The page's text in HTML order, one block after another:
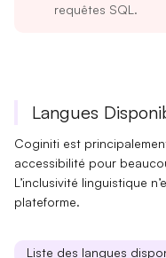
requêtes SQL.
Langues
Coginiti est
accessibilité pour
L’inclusivité linguistique
plateforme.
Liste des langues